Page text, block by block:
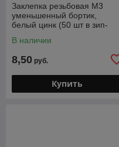
Заклепка резьбовая М3
уменьшенный бортик,
белый цинк (50 шт в зип-
В наличии
8,50 руб.
Купить